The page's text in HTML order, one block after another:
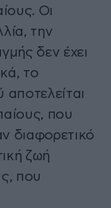
Οι
την
δεν έχει
το
που
διαφορετικό
ζωή
που